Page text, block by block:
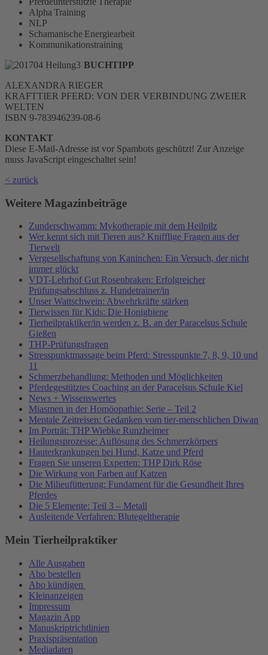
Alpha Training
NLP
Schamanische Energiearbeit
Kommunikationstraining
BUCHTIPP
ALEXANDRA RIEGER
KRAFTTIER PFERD: VON DER VERBINDUNG ZWEIER
WELTEN
ISBN 9-783946239-08-6
KONTAKT
Diese E-Mail-Adresse ist vor Spambots geschützt! Zur Anzeige
muss JavaScript eingeschaltet sein!
< zurück
Weitere Magazinbeiträge
Zunderschwamm: Mykotherapie mit dem Heilpilz
Wer kennt sich mit Tieren aus? Knifflige Fragen aus der
Tierwelt
Vergesellschaftung von Kaninchen: Ein Versuch, der nicht
immer glückt
VDT-Lehrhof Gut Rosenbraken: Erfolgreicher
Prüfungsabschluss z. Hundetrainer/in
Unser Wattschwein: Abwehrkräfte stärken
Tierwissen für Kids: Die Honigbiene
Tierheilpraktiker/in werden z. B. an der Paracelsus Schule
Gießen
THP-Prüfungsfragen
Stresspunktmassage beim Pferd: Stresspunkte 7, 8, 9, 10 und
11
Schmerzbehandlung: Methoden und Möglichkeiten
Pferdegestütztes Coaching an der Paracelsus Schule Kiel
News + Wissenswertes
Miasmen in der Homöopathie: Serie – Teil 2
Mentale Zeitreisen: Gedanken vom tier-menschlichen Diwan
Im Porträt: THP Wiebke Runzheimer
Heilungsprozesse: Auflösung des Schmerzkörpers
Hauterkrankungen bei Hund, Katze und Pferd
Fragen Sie unseren Experten: THP Dirk Röse
Die Wirkung von Farben auf Katzen
Die Milieufütterung: Fundament für die Gesundheit Ihres
Pferdes
Die 5 Elemente: Teil 3 – Metall
Ausleitende Verfahren: Blutegeltherapie
Mein Tierheilpraktiker
Alle Ausgaben
Abo bestellen
Abo kündigen
Kleinanzeigen
Impressum
Magazin App
Manuskriptrichtlinien
Praxispräsentation
Mediadaten